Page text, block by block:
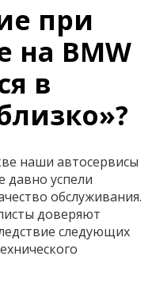
при
на BMW
в
наши автосервисы
давно успели
обслуживания.
доверяют
следующих